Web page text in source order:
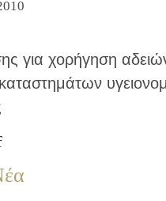
για χορήγηση